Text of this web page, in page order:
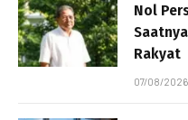
Nol
Rakyat
07/08/2026